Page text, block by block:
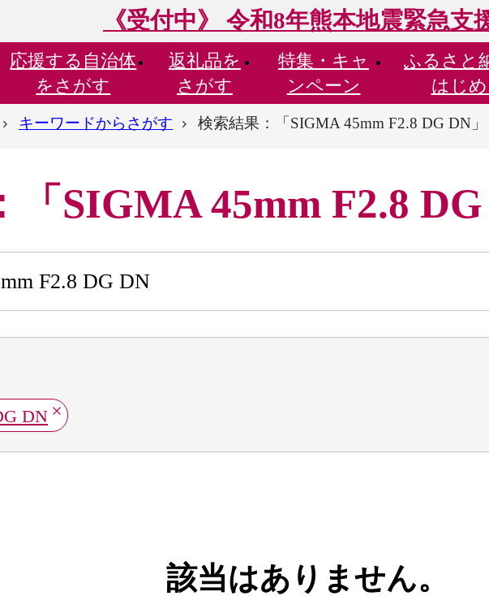
《受付中》 令和8年熊本地震緊急支
応援する 自治体
をさがす
返礼品を
さがす
特集・ キャ
ンペーン
ふるさと
はじめ
キーワードからさがす 検索結果：「SIGMA 45mm F2.8 DG DN」
SIGMA 45mm F2.8 DG
DN
該当はありません。